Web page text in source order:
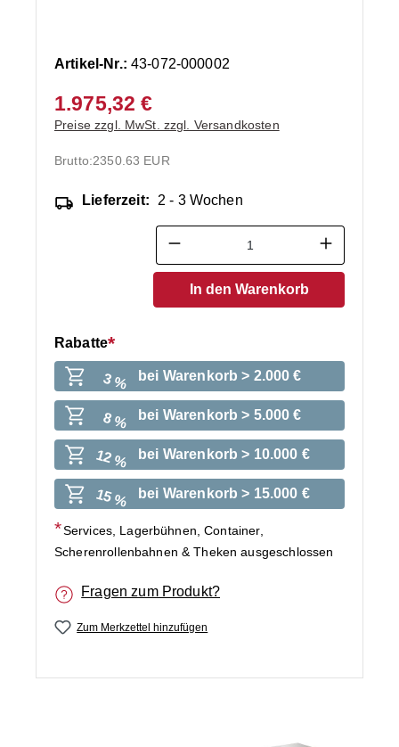
Artikel-Nr.: 43-072-000002
1.975,32 €
Preise zzgl. MwSt. zzgl. Versandkosten
Brutto:2350.63 EUR
Lieferzeit: 2 - 3 Wochen
Produkt Anzahl: Gib den
In den Warenkorb
Rabatte
3 % bei Warenkorb > 2.000 €
8 % bei Warenkorb > 5.000 €
12 % bei Warenkorb > 10.000 €
15 % bei Warenkorb > 15.000 €
Services, Lagerbühnen, Container,
Scherenrollenbahnen & Theken ausgeschlossen
Fragen zum Produkt?
Zum Merkzettel hinzufügen